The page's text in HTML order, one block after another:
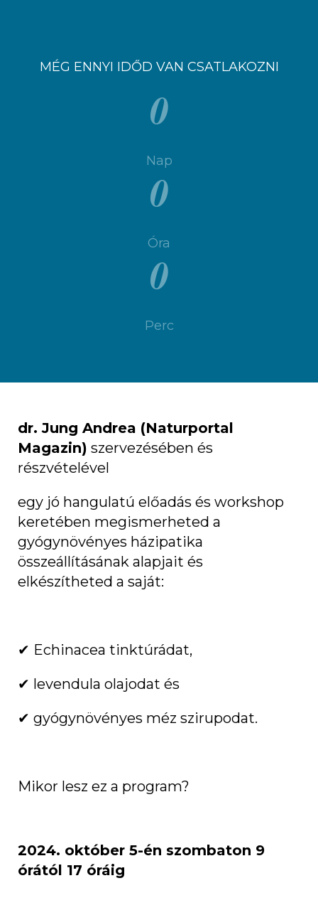
MÉG ENNYI IDŐD VAN CSATLAKOZNI
0
Nap
0
Óra
0
Perc
dr. Jung Andrea (Naturportal
Magazin) szervezésében és
részvételével
egy jó hangulatú előadás és workshop
keretében megismerheted a
gyógynövényes házipatika
összeállításának alapjait és
elkészítheted a saját:
✔ Echinacea tinktúrádat,
✔ levendula olajodat és
✔ gyógynövényes méz szirupodat.
Mikor lesz ez a program?
2024. október 5-én szombaton 9
órától 17 óráig